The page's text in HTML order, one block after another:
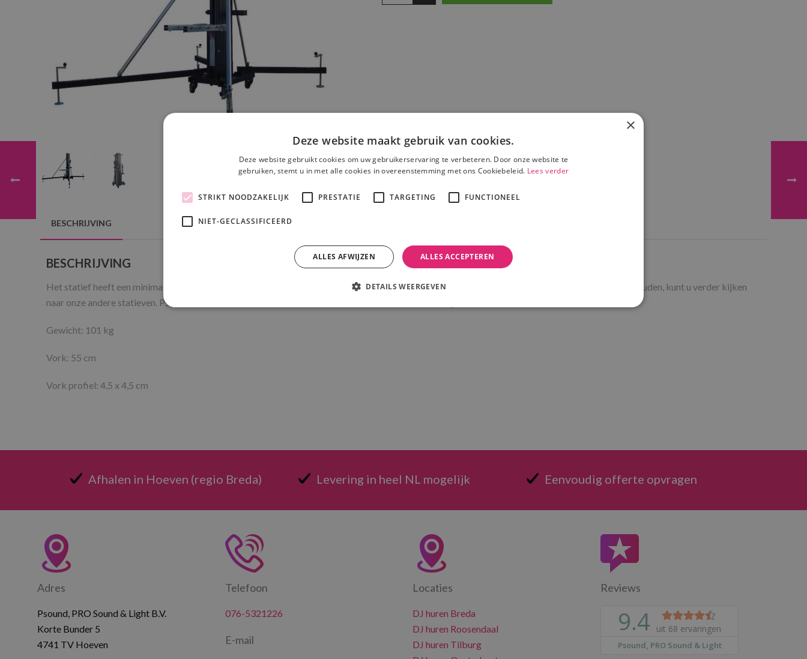
BESCHRIJVING
BESCHRIJVING
Het statief heeft een minimale hoogte van 1,71 meter. Het is voornamelijk bedoeld voor een lichte klus. Voor statieven die meer gewicht kunnen houden, kunt u verder kijken
naar onze andere statieven. Psound beschikt over een breed aanbod statieven voor elke klus en elk gewicht!
Gewicht: 101 kg
Vork: 55 cm
Vork profiel: 4,5 x 4,5 cm
Afhalen in Hoeven (regio Breda) Levering in heel NL mogelijk Eenvoudig offerte opvragen
Adres
Psound, PRO Sound & Light B.V.
Korte Bunder 5
4741 TV Hoeven
Telefoon
076-5321226
E-mail
Locaties
DJ huren Breda
DJ huren Roosendaal
DJ huren Tilburg
Reviews
×
Deze website maakt gebruik van cookies.
Deze website gebruikt cookies om uw gebruikerservaring te verbeteren. Door onze website te
gebruiken, stemt u in met alle cookies in overeenstemming met ons Cookiebeleid. Lees verder
STRIKT NOODZAKELIJK PRESTATIE TARGETING FUNCTIONEEL
NIET-GECLASSIFICEERD
ALLES ACCEPTEREN
ALLES AFWIJZEN
DETAILS WEERGEVEN